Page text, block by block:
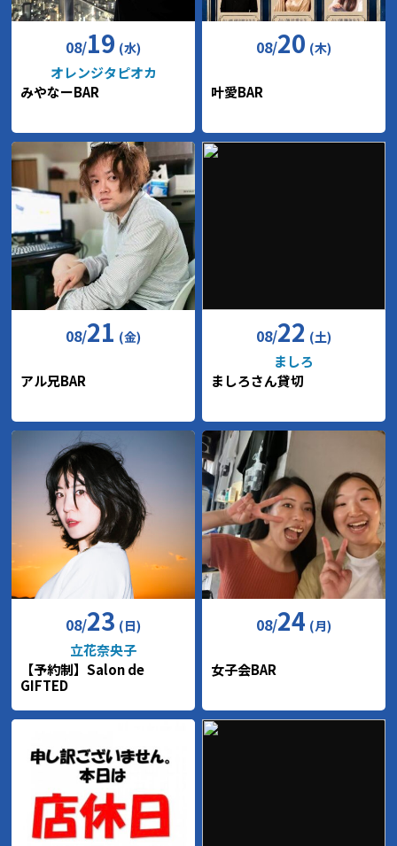
08/19 (水)
オレンジタピオカ
みやなーBAR
08/20 (木)
叶愛BAR
08/21 (金)
アル兄BAR
08/22 (土)
ましろ
ましろさん貸切
08/23 (日)
立花奈央子
【予約制】Salon de
GIFTED
08/24 (月)
女子会BAR